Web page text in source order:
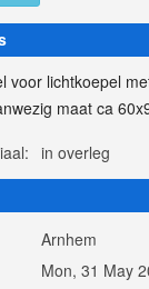
voor lichtkoepel
maat ca
in overleg
Arnhem
Mon, 31 May